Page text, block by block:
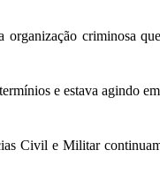
criminosa
e estava agindo
Civil e Militar